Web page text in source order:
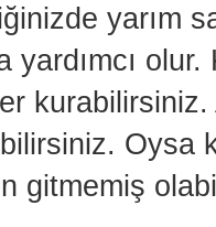
yarım
yardımcı
Oysa
gitmemiş